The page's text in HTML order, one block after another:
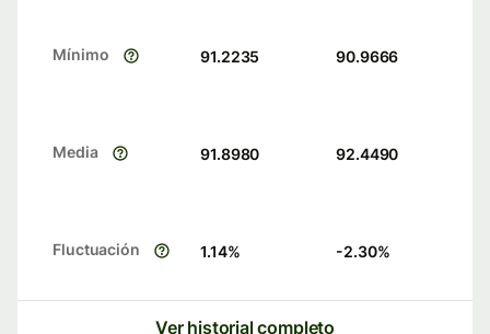
Mínimo 91.2235 90.9666
Media 91.8980 92.4490
Fluctuación 1.14% -2.30%
Ver historial completo